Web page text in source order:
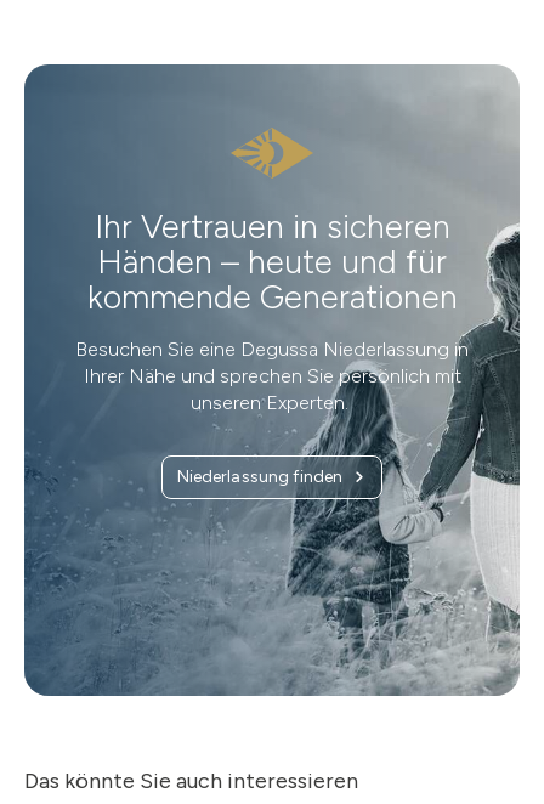
Ihr Vertrauen in sicheren
Händen – heute und für
kommende Generationen
Besuchen Sie eine Degussa Niederlassung in
Ihrer Nähe und sprechen Sie persönlich mit
unseren Experten.
Niederlassung finden
Das könnte Sie auch interessieren